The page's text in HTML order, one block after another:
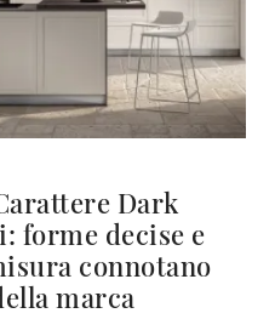
Dark
forme decise e
connotano
marca